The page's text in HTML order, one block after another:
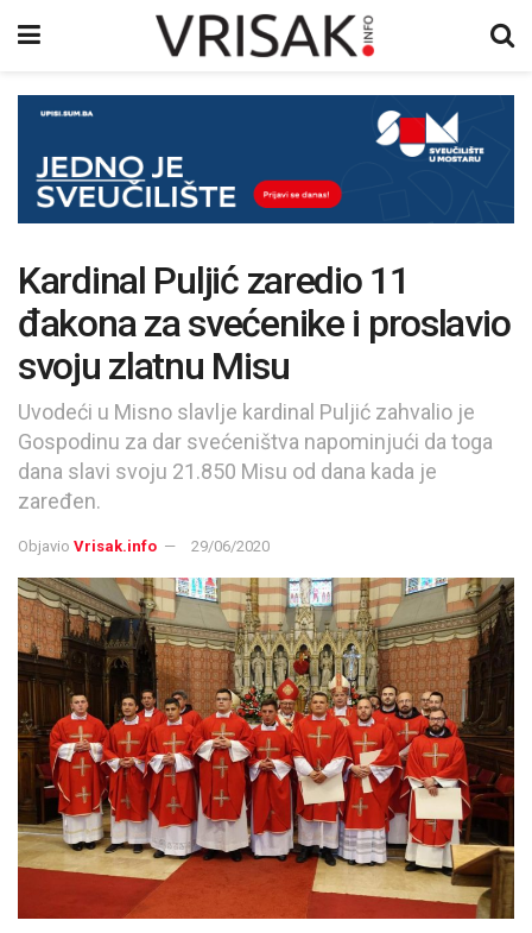
Kardinal Puljić zaredio 11
đakona za svećenike i proslavio
svoju zlatnu Misu
Uvodeći u Misno slavlje kardinal Puljić zahvalio je
Gospodinu za dar svećeništva napominjući da toga
dana slavi svoju 21.850 Misu od dana kada je
zaređen.
Objavio Vrisak.info 29/06/2020